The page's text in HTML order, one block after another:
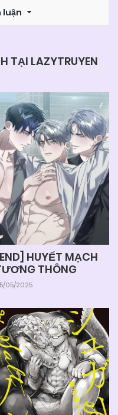
luận
TẠI LAZYTRUYEN
HUYẾT MẠCH
THÔNG
05/2025